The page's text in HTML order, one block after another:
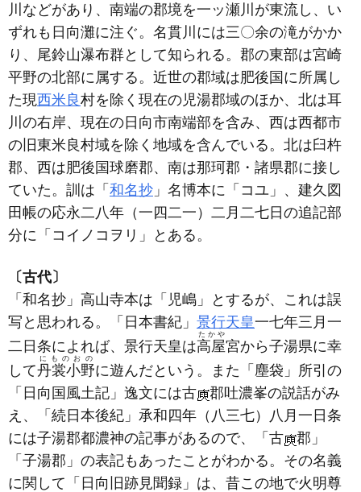
川などがあり、南端の郡境を一ッ瀬川が東流し、い
ずれも日向灘に注ぐ。名貫川には三〇余の滝がかか
り、尾鈴山瀑布群として知られる。郡の東部は宮崎
平野の北部に属する。近世の郡域は肥後国に所属し
た現西米良村を除く現在の児湯郡域のほか、北は耳
川の右岸、現在の日向市南端部を含み、西は西都市
の旧東米良村域を除く地域を含んでいる。北は臼杵
郡、西は肥後国球磨郡、南は那珂郡・諸県郡に接し
ていた。訓は「 和名抄 」名博本に「コユ」、建久図
田帳の応永二八年 （一四二一） 二月二七日の追記部
分に「コイノコヲリ」とある。
〔古代〕
「和名抄」高山寺本は「児嶋」とするが、これは誤
写と思われる。「日本書紀」 景行天皇一七年三月一
二日条によれば、景行天皇は高屋
たかや
宮から子湯県に幸
して丹裳小野
にものおの
に遊んだという。また「塵袋」所引の
「日向国風土記」逸文には古
郡吐濃峯の説話がみ
え、「続日本後紀」承和四年 （八三七） 八月一日条
には子湯郡都濃神の記事があるので、「古
郡」
「子湯郡」の表記もあったことがわかる。その名義
に関して「日向旧跡見聞録」は、昔この地で火明尊